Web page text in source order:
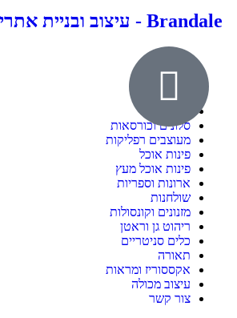
Brandale - עיצוב ובניית אתרים
ילדים ונוער
סלונים וכורסאות
מעוצבים רפליקות
פינות אוכל
פינות אוכל מעץ
ארונות וספריות
שולחנות
מזנונים וקונסולות
ריהוט גן וראטן
כלים סניטריים
תאורה
אקססוריז ומראות
עיצוב מכולה
צור קשר